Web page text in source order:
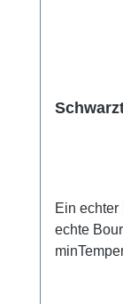
Ein
echte Bourbon -